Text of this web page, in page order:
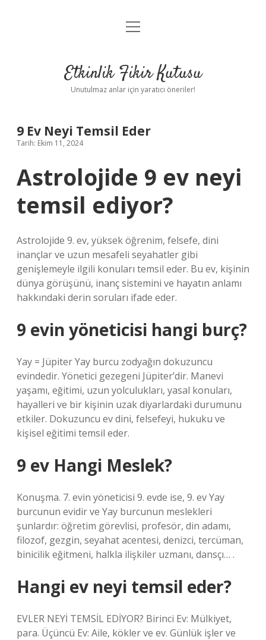
Anasayfa
Yasal Uyarı
menüyü
Etkinlik Fikir Kutusu
Unutulmaz anlar için yaratıcı öneriler!
9 Ev Neyi Temsil Eder
Tarih: Ekim 11, 2024
Astrolojide 9 ev neyi
temsil ediyor?
Astrolojide 9. ev, yüksek öğrenim, felsefe, dini
inançlar ve uzun mesafeli seyahatler gibi
genişlemeyle ilgili konuları temsil eder. Bu ev, kişinin
dünya görüşünü, inanç sistemini ve hayatın anlamı
hakkındaki derin soruları ifade eder.
9 evin yöneticisi hangi burç?
Yay = Jüpiter Yay burcu zodyağın dokuzuncu
evindedir. Yönetici gezegeni Jüpiter’dir. Manevi
yaşamı, eğitimi, uzun yolculukları, yasal konuları,
hayalleri ve bir kişinin uzak diyarlardaki durumunu
etkiler. Dokuzuncu ev dini, felsefeyi, hukuku ve
kişisel eğitimi temsil eder.
9 ev Hangi Meslek?
Konuşma. 7. evin yöneticisi 9. evde ise, 9. ev Yay
burcunun evidir ve Yay burcunun meslekleri
şunlardır: öğretim görevlisi, profesör, din adamı,
filozof, gezgin, seyahat acentesi, denizci, tercüman,
binicilik eğitmeni, halkla ilişkiler uzmanı, dansçı… .
Hangi ev neyi temsil eder?
EVLER NEYİ TEMSİL EDİYOR? Birinci Ev: Mülkiyet,
para. Üçüncü Ev: Aile, kökler ve ev. Günlük işler ve